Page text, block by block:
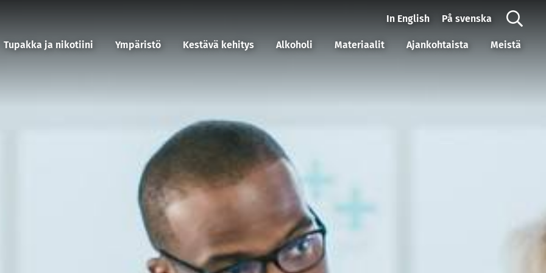
Tupakka ja nikotiini Ympäristö Kestävä kehitys Alkoholi Materiaalit Ajankohtaista Meistä
In English På svenska